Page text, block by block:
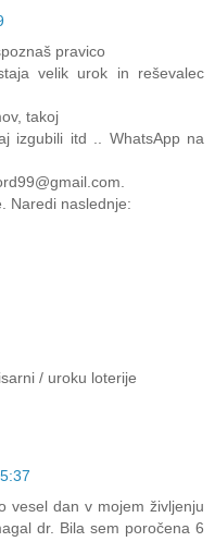
pravico
velik urok in reševalec
takoj
izgubili itd .. WhatsApp na
Naredi naslednje:
/ uroku loterije
vesel dan v mojem življenju
dr. Bila sem poročena 6